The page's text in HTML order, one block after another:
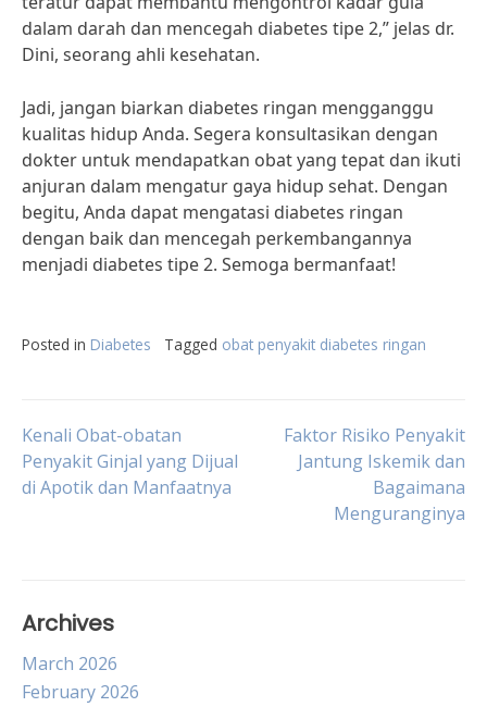
dalam darah dan mencegah diabetes tipe 2,” jelas dr.
Dini, seorang ahli kesehatan.
Jadi, jangan biarkan diabetes ringan mengganggu
kualitas hidup Anda. Segera konsultasikan dengan
dokter untuk mendapatkan obat yang tepat dan ikuti
anjuran dalam mengatur gaya hidup sehat. Dengan
begitu, Anda dapat mengatasi diabetes ringan
dengan baik dan mencegah perkembangannya
menjadi diabetes tipe 2. Semoga bermanfaat!
Posted in Diabetes Tagged obat penyakit diabetes ringan
Post
navigation
Kenali Obat-obatan
Penyakit Ginjal yang Dijual
di Apotik dan Manfaatnya
Faktor Risiko Penyakit
Jantung Iskemik dan
Bagaimana
Menguranginya
Archives
March 2026
February 2026